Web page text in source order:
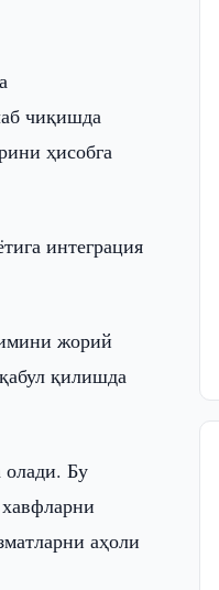
чиқишда
ҳисобга
интеграция
жорий
қилишда
олади. Бу
аҳоли